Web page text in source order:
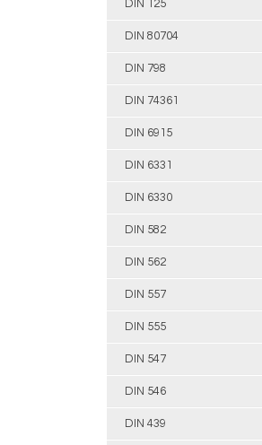
DIN 125
DIN 80704
DIN 798
DIN 74361
DIN 6915
DIN 6331
DIN 6330
DIN 582
DIN 562
DIN 557
DIN 555
DIN 547
DIN 546
DIN 439